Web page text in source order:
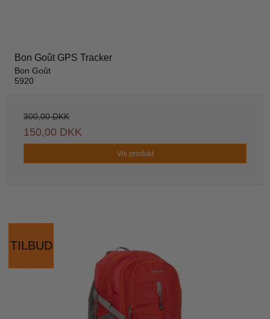
Bon Goût GPS Tracker
Bon Goût
5920
300,00 DKK
150,00 DKK
Vis produkt
TILBUD